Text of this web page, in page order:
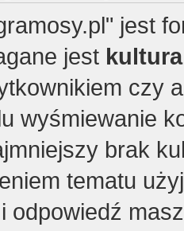
jest
jest
czy
wyśmiewanie
brak
tematu
odpowiedź